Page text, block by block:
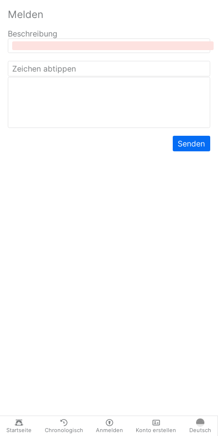
Startseite Chronologisch Anmelden Konto erstellen Deutsch
Melden
Beschreibung
Senden